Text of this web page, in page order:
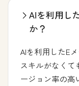
AIを利用し
か？
AIを利用したE
スキルがなくて
ージョン率の高